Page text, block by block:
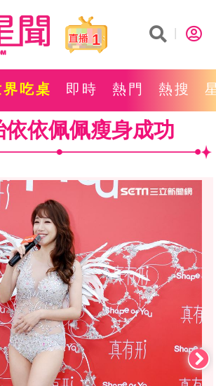
1
吃桌 即時 熱門 熱搜
依依佩佩瘦身成功